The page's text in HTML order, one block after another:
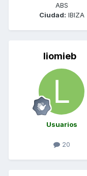
ABS
Ciudad: IBIZA
liomieb
Usuarios
20